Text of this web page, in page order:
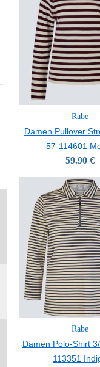
Rabe
Damen Pullover
57-114601
59.90 €
Rabe
Damen Polo-Shirt
113351